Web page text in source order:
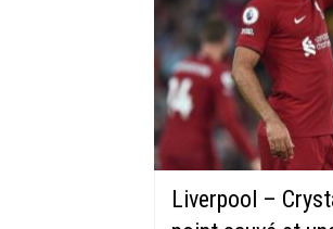
Liverpool –